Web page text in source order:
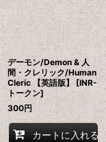
デーモン/Demon & 人
間・クレリック/Human
Cleric 【英語版】 [INR-
トークン]
300円
カートに入れる